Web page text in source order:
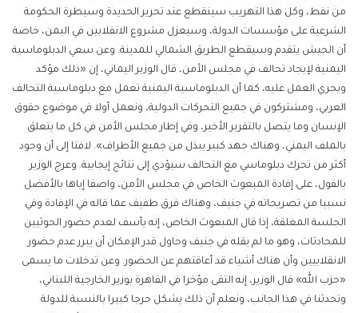
من نفط، وكل هذا التهريب سينقطع عند تحرير الحديدة وسيطرة الحكومة
الشرعية على مؤسسات الدولة، وسيعزل مشروع الانقلابين في اليمن، خاصة
أن الجيش يتقدم وسيقطع الطريق الشمالي للمدينة. وعن سعي الدبلوماسية
اليمنية لإيجاد تحالف في مجلس الأمن، قال الوزير اليماني، إن «ذلك مؤكد
ويجري العمل عليه، كما أن الدبلوماسية اليمنية تعمل مع دبلوماسية التحالف
العربي، ومشتركون في جميع التحركات الدولية، ونعمل أولا في موضوع حقوق
الإنسان وما يتصل بالتقرير الأخير، وفي إطار مجلس الأمن في كل ما يتعلق
بالملف اليمني، وهناك جهد كبير يبذل من جميع الأطراف». لافتا إلى أن وجود
أكثر من تحرك دبلوماسي مع التحالف سيؤدي إلى نتائج إيجابية. وعرج الوزير
بالقول، على إفادة المبعوث الخاص في مجلس الأمن، واصفا إياها بالأفضل
نسبيا من تصريحاته في جنيف، وهناك فرق طفيف عما قاله في الإفادة وفي
الجلسة المغلقة، إذا قال المبعوث الخاص، إنه يأسف لعدم حضور الحوثيين
للمحادثات، وهو ما لم يقله في جنيف وحاول قدر الإمكان أن يبرر عدم حضور
الانقلابيين وأن هناك أشياء قد أعاقتهم عن الحضور. وعن تدخلات ما يسمى
«حزب الله» قال الوزير، إنه التقى مؤخرا في القاهرة بوزير الخارجية اللبناني،
وتحدثنا في هذا الجانب، ونعلم أن ذلك يشكل حرجا كبيرا بالنسبة للدولة